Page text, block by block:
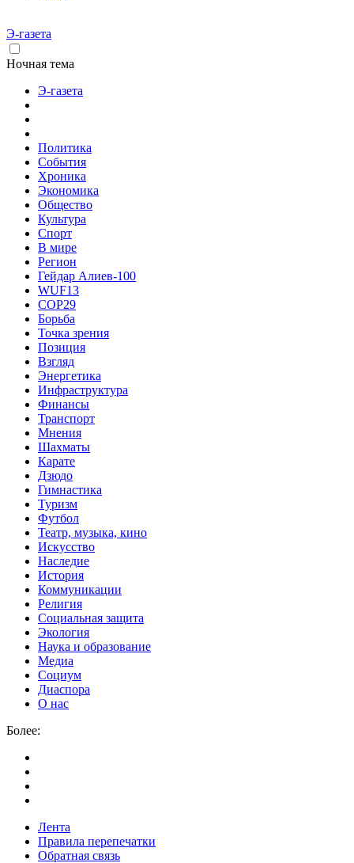
Э-газета
Ночная тема
Э-газета
Политика
События
Хроника
Экономика
Общество
Культура
Спорт
В мире
Регион
Гейдар Алиев-100
WUF13
COP29
Борьба
Точка зрения
Позиция
Взгляд
Энергетика
Инфраструктура
Финансы
Транспорт
Мнения
Шахматы
Карате
Дзюдо
Гимнастика
Туризм
Футбол
Театр, музыка, кино
Искусство
Наследие
История
Коммуникации
Религия
Социальная защита
Экология
Наука и образование
Медиа
Социум
Диаспора
О нас
Более:
Лента
Правила перепечатки
Обратная связь